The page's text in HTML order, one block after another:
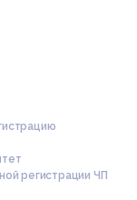
регистрации ЧП